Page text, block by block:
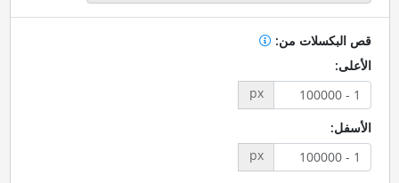
قص البكسلات من:
الأعلى:
px
الأسفل:
px